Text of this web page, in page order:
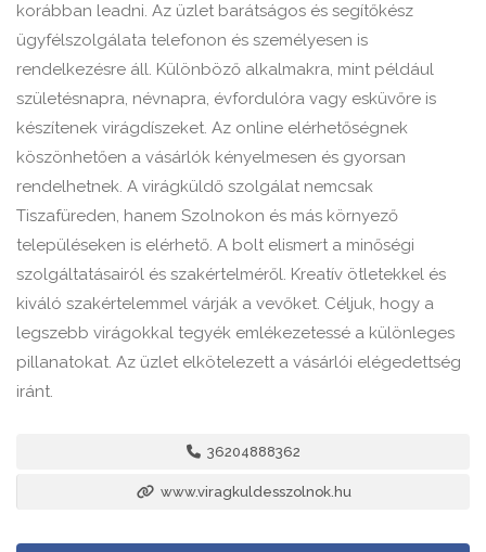
korábban leadni. Az üzlet barátságos és segítőkész
ügyfélszolgálata telefonon és személyesen is
rendelkezésre áll. Különböző alkalmakra, mint például
születésnapra, névnapra, évfordulóra vagy esküvőre is
készítenek virágdíszeket. Az online elérhetőségnek
köszönhetően a vásárlók kényelmesen és gyorsan
rendelhetnek. A virágküldő szolgálat nemcsak
Tiszafüreden, hanem Szolnokon és más környező
településeken is elérhető. A bolt elismert a minőségi
szolgáltatásairól és szakértelméről. Kreatív ötletekkel és
kiváló szakértelemmel várják a vevőket. Céljuk, hogy a
legszebb virágokkal tegyék emlékezetessé a különleges
pillanatokat. Az üzlet elkötelezett a vásárlói elégedettség
iránt.
36204888362
www.viragkuldesszolnok.hu